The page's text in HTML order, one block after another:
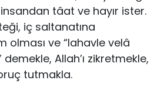
insandan tâat ve hayır ister.
iç saltanatına
olması ve “lahavle velâ
Allah’ı zikretmekle,
tutmakla.